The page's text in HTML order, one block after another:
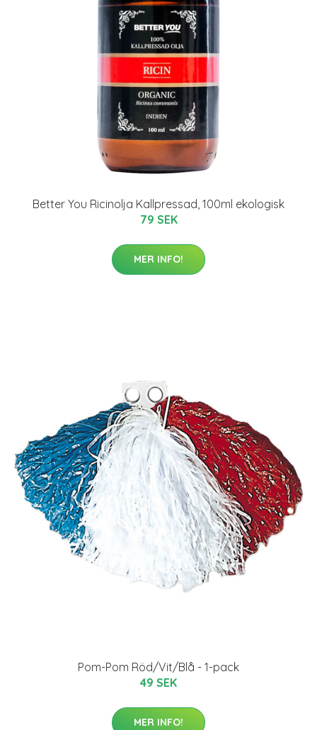
Better You Ricinolja Kallpressad, 100ml ekologisk
79 SEK
MER INFO!
Pom-Pom Röd/Vit/Blå - 1-pack
49 SEK
MER INFO!